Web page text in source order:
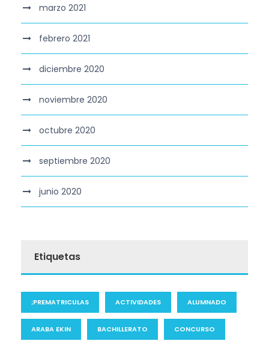
marzo 2021
febrero 2021
diciembre 2020
noviembre 2020
octubre 2020
septiembre 2020
junio 2020
Etiquetas
;PREMATRICULAS ACTIVIDADES ALUMNADO
ARABA EKIN BACHILLERATO CONCURSO